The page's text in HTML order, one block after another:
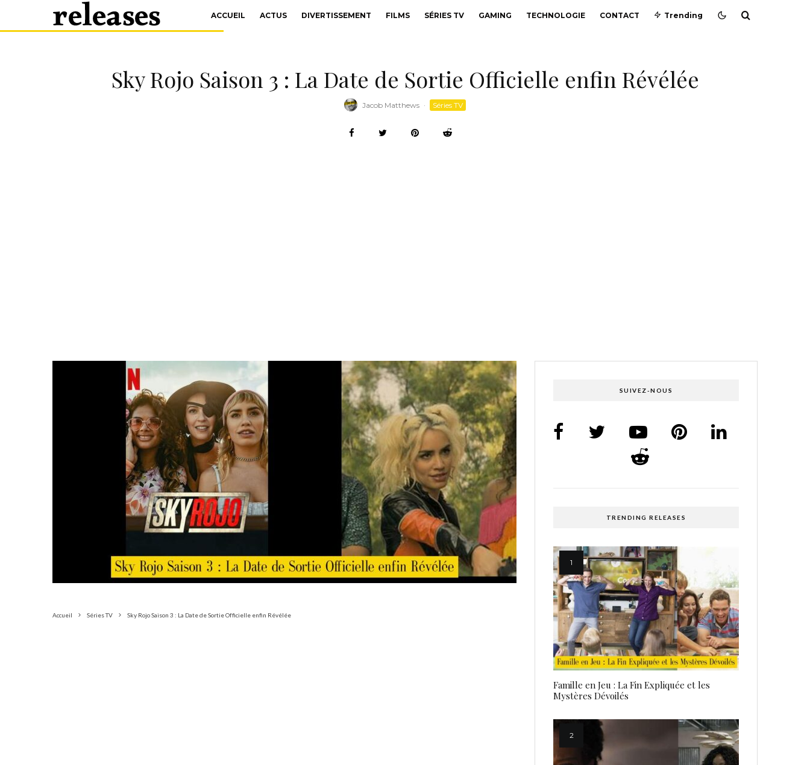
ACCUEIL ACTUS DIVERTISSEMENT FILMS SÉRIES TV GAMING TECHNOLOGIE CONTACT Trending
Sky Rojo Saison 3 : La Date de Sortie Officielle enfin Révélée
Jacob Matthews · Séries TV
Accueil Séries TV Sky Rojo Saison 3 : La Date de Sortie Officielle enfin Révélée
SUIVEZ-NOUS
TRENDING RELEASES
Famille en Jeu : La Fin Expliquée et les
Mystères Dévoilés